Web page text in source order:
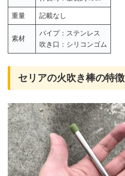
重量 記載なし
素材
パイプ：ステンレス
吹き口：シリコンゴム
セリアの火吹き棒の特徴